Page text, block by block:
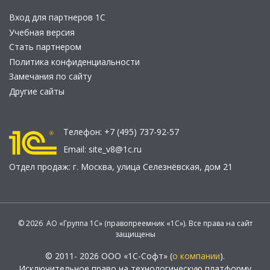
Вход для партнеров 1С
Учебная версия
Стать партнером
Политика конфиденциальности
Замечания по сайту
Другие сайты
Телефон: +7 (495) 737-92-57
Email: site_v8@1c.ru
Отдел продаж: г. Москва, улица Селезнёвская, дом 21
© 2026 АО «Группа 1С» (правопреемник «1С»). Все права на сайт
защищены
© 2011- 2026 ООО «1С-Софт» (о компании).